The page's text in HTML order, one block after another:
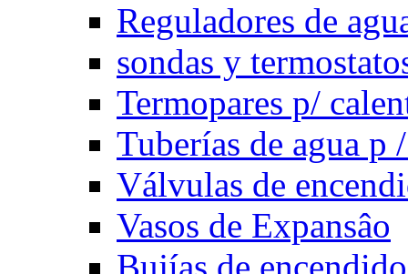
Reguladores de
sondas y
Termopares p/
Tuberías de agua p
Válvulas de
Vasos de Expansâo